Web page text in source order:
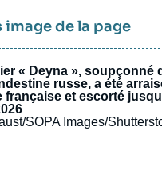
de la page
« Deyna », soupçonné
russe, a été
française et escorté
SOPA Images/